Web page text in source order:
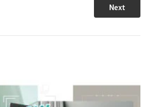
Next